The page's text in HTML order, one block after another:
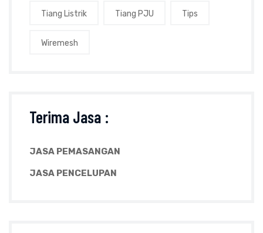
Tiang Listrik Tiang PJU Tips
Wiremesh
Terima Jasa :
JASA PEMASANGAN
JASA PENCELUPAN